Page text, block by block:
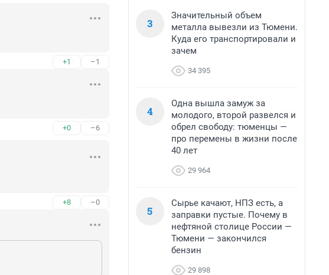
+1 –1
+0 –6
+8 –0
3
Значительный объем
металла вывезли из Тюмени.
Куда его транспортировали и
зачем
34 395
4
Одна вышла замуж за
молодого, второй развелся и
обрел свободу: тюменцы —
про перемены в жизни после
40 лет
29 964
5
Сырье качают, НПЗ есть, а
заправки пустые. Почему в
нефтяной столице России —
Тюмени — закончился
бензин
29 898